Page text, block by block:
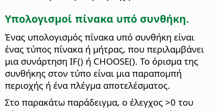
Υπολογισμοί πίνακα υπό συνθήκη.
Ένας υπολογισμός πίνακα υπό συνθήκη είναι
ένας τύπος πίνακα ή μήτρας, που περιλαμβάνει
μια συνάρτηση IF() ή CHOOSE(). Το όρισμα της
συνθήκης στον τύπο είναι μια παραπομπή
περιοχής ή ένα πλέγμα αποτελέσματος.
Στο παρακάτω παράδειγμα, ο έλεγχος >0 του